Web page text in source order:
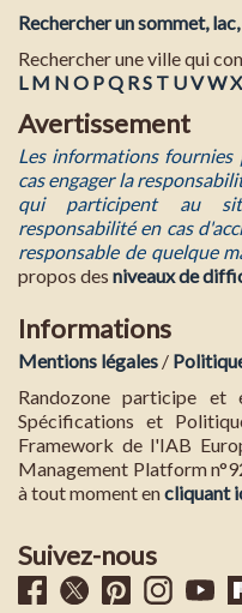
Rechercher un sommet,
Rechercher une ville qui
L M N O PQ RS T UVWX
Avertissement
Les informations
cas engager la
qui participent au
responsabilité en cas
responsable de quelque
propos des niveaux de
Informations
Mentions légales /
Randozone participe et
Spécifications et
Framework de l'IAB
Management Platform
à tout moment encliquant
Suivez-nous